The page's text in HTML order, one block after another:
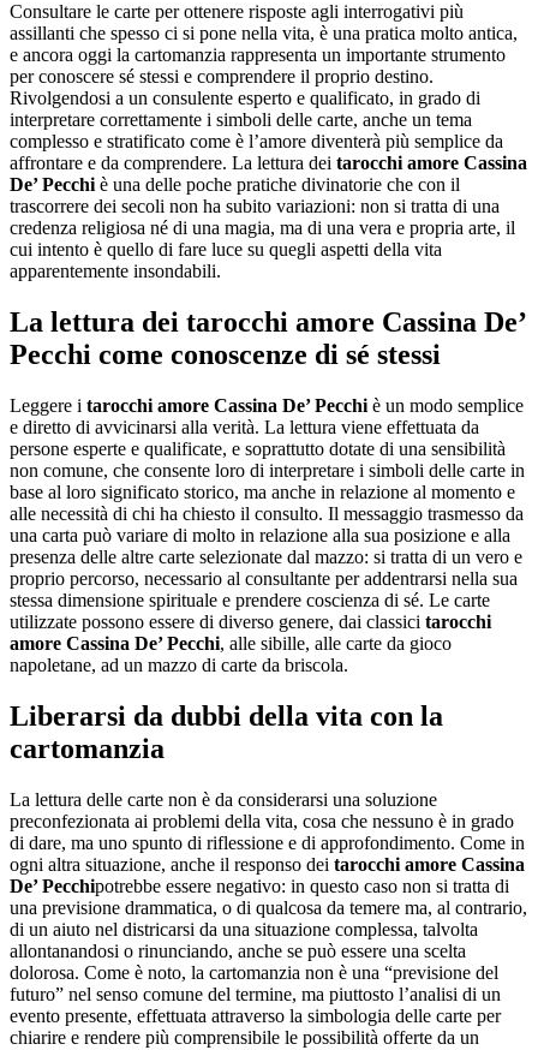
Consultare le carte per ottenere risposte agli interrogativi più
assillanti che spesso ci si pone nella vita, è una pratica molto antica,
e ancora oggi la cartomanzia rappresenta un importante strumento
per conoscere sé stessi e comprendere il proprio destino.
Rivolgendosi a un consulente esperto e qualificato, in grado di
interpretare correttamente i simboli delle carte, anche un tema
complesso e stratificato come è l’amore diventerà più semplice da
affrontare e da comprendere. La lettura dei tarocchi amore Cassina
De’ Pecchi è una delle poche pratiche divinatorie che con il
trascorrere dei secoli non ha subito variazioni: non si tratta di una
credenza religiosa né di una magia, ma di una vera e propria arte, il
cui intento è quello di fare luce su quegli aspetti della vita
apparentemente insondabili.
La lettura dei tarocchi amore Cassina De’
Pecchi come conoscenze di sé stessi
Leggere i tarocchi amore Cassina De’ Pecchi è un modo semplice
e diretto di avvicinarsi alla verità. La lettura viene effettuata da
persone esperte e qualificate, e soprattutto dotate di una sensibilità
non comune, che consente loro di interpretare i simboli delle carte in
base al loro significato storico, ma anche in relazione al momento e
alle necessità di chi ha chiesto il consulto. Il messaggio trasmesso da
una carta può variare di molto in relazione alla sua posizione e alla
presenza delle altre carte selezionate dal mazzo: si tratta di un vero e
proprio percorso, necessario al consultante per addentrarsi nella sua
stessa dimensione spirituale e prendere coscienza di sé. Le carte
utilizzate possono essere di diverso genere, dai classici tarocchi
amore Cassina De’ Pecchi, alle sibille, alle carte da gioco
napoletane, ad un mazzo di carte da briscola.
Liberarsi da dubbi della vita con la
cartomanzia
La lettura delle carte non è da considerarsi una soluzione
preconfezionata ai problemi della vita, cosa che nessuno è in grado
di dare, ma uno spunto di riflessione e di approfondimento. Come in
ogni altra situazione, anche il responso dei tarocchi amore Cassina
De’ Pecchipotrebbe essere negativo: in questo caso non si tratta di
una previsione drammatica, o di qualcosa da temere ma, al contrario,
di un aiuto nel districarsi da una situazione complessa, talvolta
allontanandosi o rinunciando, anche se può essere una scelta
dolorosa. Come è noto, la cartomanzia non è una “previsione del
futuro” nel senso comune del termine, ma piuttosto l’analisi di un
evento presente, effettuata attraverso la simbologia delle carte per
chiarire e rendere più comprensibile le possibilità offerte da un